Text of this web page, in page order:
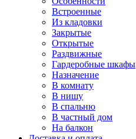
Встроенные
Из кладовки
Закрытые
Открытые
Раздвижные
Гардеробные шкафы
Назначение
В комнату
В нишу
В спальню
В частный дом
На балкон